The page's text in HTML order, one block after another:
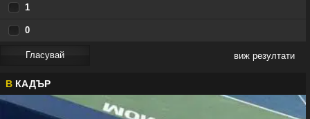
1
0
виж резултати
В КАДЪР